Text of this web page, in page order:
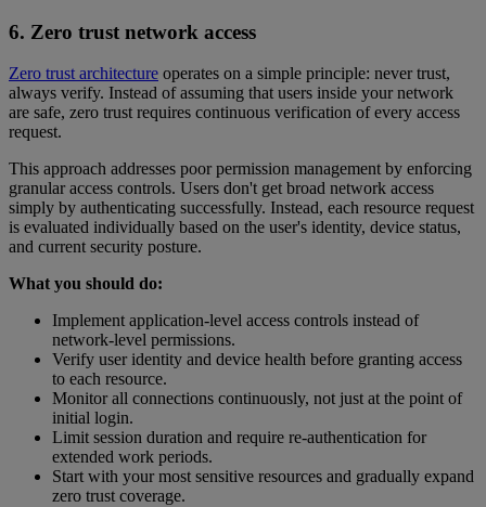
6. Zero trust network access
Zero trust architecture operates on a simple principle: never trust,
always verify. Instead of assuming that users inside your network
are safe, zero trust requires continuous verification of every access
request.
This approach addresses poor permission management by enforcing
granular access controls. Users don't get broad network access
simply by authenticating successfully. Instead, each resource request
is evaluated individually based on the user's identity, device status,
and current security posture.
What you should do:
Implement application-level access controls instead of
network-level permissions.
Verify user identity and device health before granting access
to each resource.
Monitor all connections continuously, not just at the point of
initial login.
Limit session duration and require re-authentication for
extended work periods.
Start with your most sensitive resources and gradually expand
zero trust coverage.